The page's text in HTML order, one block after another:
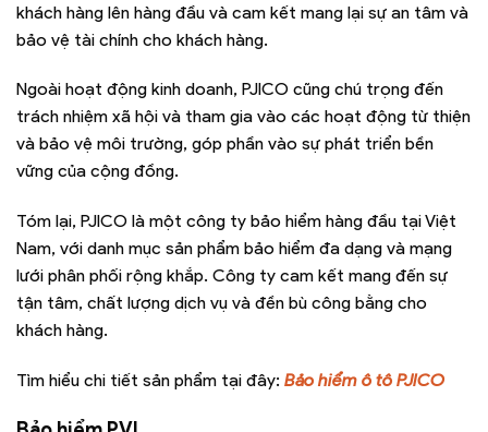
khách hàng lên hàng đầu và cam kết mang lại sự an tâm và
bảo vệ tài chính cho khách hàng.
Ngoài hoạt động kinh doanh, PJICO cũng chú trọng đến
trách nhiệm xã hội và tham gia vào các hoạt động từ thiện
và bảo vệ môi trường, góp phần vào sự phát triển bền
vững của cộng đồng.
Tóm lại, PJICO là một công ty bảo hiểm hàng đầu tại Việt
Nam, với danh mục sản phẩm bảo hiểm đa dạng và mạng
lưới phân phối rộng khắp. Công ty cam kết mang đến sự
tận tâm, chất lượng dịch vụ và đền bù công bằng cho
khách hàng.
Tìm hiểu chi tiết sản phẩm tại đây: Bảo hiểm ô tô PJICO